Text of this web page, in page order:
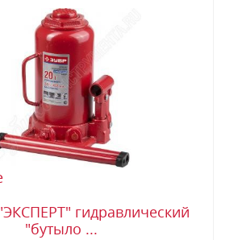
гидравлический
"бутыло ...